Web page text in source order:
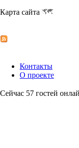
Карта сайта
Контакты
О проекте
Сейчас 57 гостей